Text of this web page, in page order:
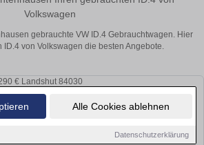
Alle Cookies ablehnen
Datenschutzerklärung
Volkswagen
gebrauchte VW ID.4 Gebrauchtwagen. Hier
ID.4 von Volkswagen die besten Angebote.